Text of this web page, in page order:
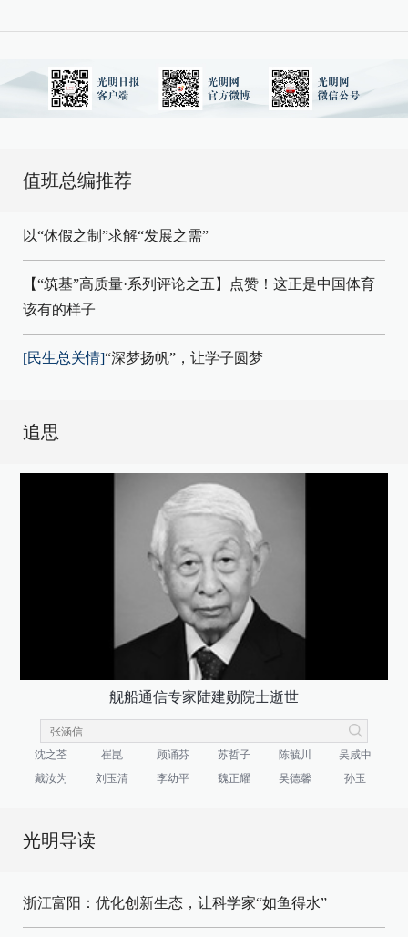
值班总编推荐
以“休假之制”求解“发展之需”
【“筑基”高质量·系列评论之五】点赞！这正是中国体育
该有的样子
[民生总关情]“深梦扬帆”，让学子圆梦
追思
舰船通信专家陆建勋院士逝世
沈之荃 崔崑 顾诵芬 苏哲子 陈毓川
吴咸中
戴汝为
刘玉清 李幼平 魏正耀 吴德馨 孙玉
光明导读
浙江富阳：优化创新生态，让科学家“如鱼得水”